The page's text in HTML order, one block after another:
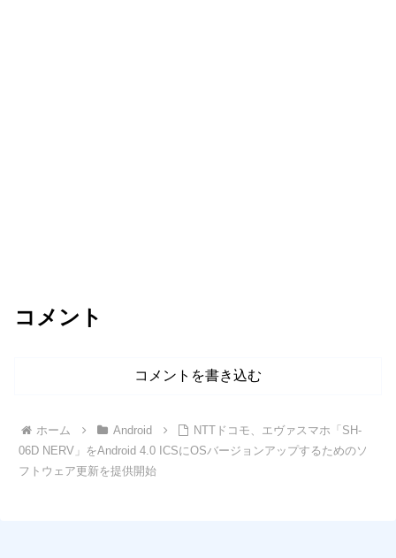
コメント
コメントを書き込む
ホーム Android
NTTドコモ、エヴァスマホ「SH-
06D NERV」をAndroid 4.0 ICSにOSバージョンアップするためのソ
フトウェア更新を提供開始